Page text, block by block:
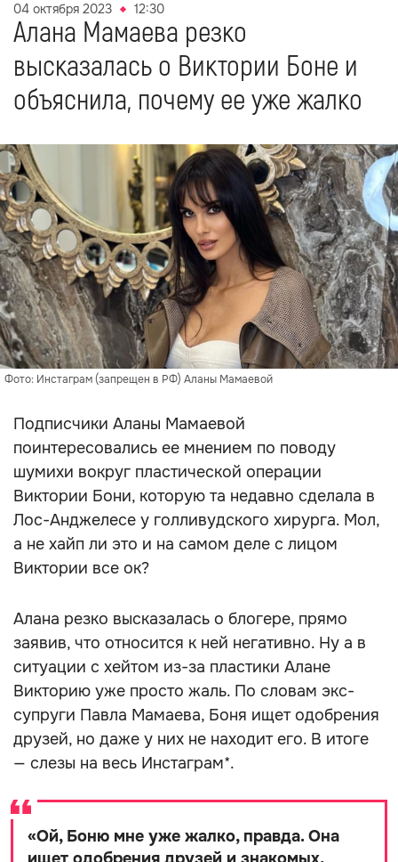
04 октября 2023 12:30
Алана Мамаева резко
высказалась о Виктории Боне и
объяснила, почему ее уже жалко
Фото: Инстаграм (запрещен в РФ) Аланы Мамаевой
Подписчики Аланы Мамаевой
поинтересовались ее мнением по поводу
шумихи вокруг пластической операции
Виктории Бони, которую та недавно сделала в
Лос-Анджелесе у голливудского хирурга. Мол,
а не хайп ли это и на самом деле с лицом
Виктории все ок?
Алана резко высказалась о блогере, прямо
заявив, что относится к ней негативно. Ну а в
ситуации с хейтом из-за пластики Алане
Викторию уже просто жаль. По словам экс-
супруги Павла Мамаева, Боня ищет одобрения
друзей, но даже у них не находит его. В итоге
— слезы на весь Инстаграм*.
«Ой, Боню мне уже жалко, правда. Она